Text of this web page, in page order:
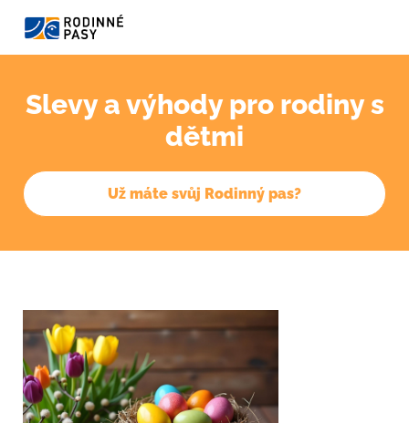
Slevy a výhody pro rodiny s
dětmi
Už máte svůj Rodinný pas?